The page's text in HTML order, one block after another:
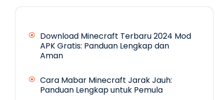
Download Minecraft Terbaru 2024 Mod
APK Gratis: Panduan Lengkap dan
Aman
Cara Mabar Minecraft Jarak Jauh:
Panduan Lengkap untuk Pemula